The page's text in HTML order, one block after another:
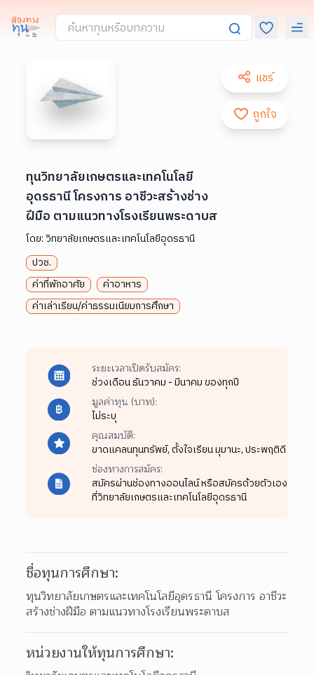
แชร์
ถูกใจ
ทุนวิทยาลัยเกษตรและเทคโนโลยี
อุดรธานี โครงการ อาชีวะสร้างช่าง
ฝีมือ ตามแนวทางโรงเรียนพระดาบส
โดย:วิทยาลัยเกษตรและเทคโนโลยีอุดรธานี
ปวช.
ค่าที่พักอาศัย
ค่าอาหาร
ค่าเล่าเรียน/ค่าธรรมเนียมการศึกษา
ระยะเวลาเปิดรับสมัคร:
ช่วงเดือน ธันวาคม - มีนาคม ของทุกปี
มูลค่าทุน (บาท):
ไม่ระบุ
คุณสมบัติ:
ขาดแคลนทุนทรัพย์,ตั้งใจเรียน มุมานะ,ประพฤติดี
ช่องทางการสมัคร:
สมัครผ่านช่องทางออนไลน์ หรือสมัครด้วยตัวเอง
ที่วิทยาลัยเกษตรและเทคโนโลยีอุดรธานี
ชื่อทุนการศึกษา:
ทุนวิทยาลัยเกษตรและเทคโนโลยีอุดรธานี โครงการ อาชีวะ
สร้างช่างฝีมือ ตามแนวทางโรงเรียนพระดาบส
หน่วยงานให้ทุนการศึกษา: